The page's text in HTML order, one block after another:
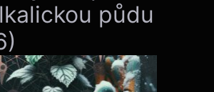
půdu